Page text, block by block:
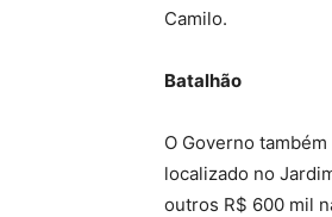
Camilo.
Batalhão
O Governo
localizado no
outros R$ 600 mil